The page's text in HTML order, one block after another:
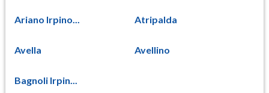
Ariano Irpino... Atripalda
Avella Avellino
Bagnoli Irpin...